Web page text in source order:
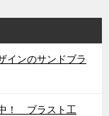
インのサンドブラ
！ ブラスト工